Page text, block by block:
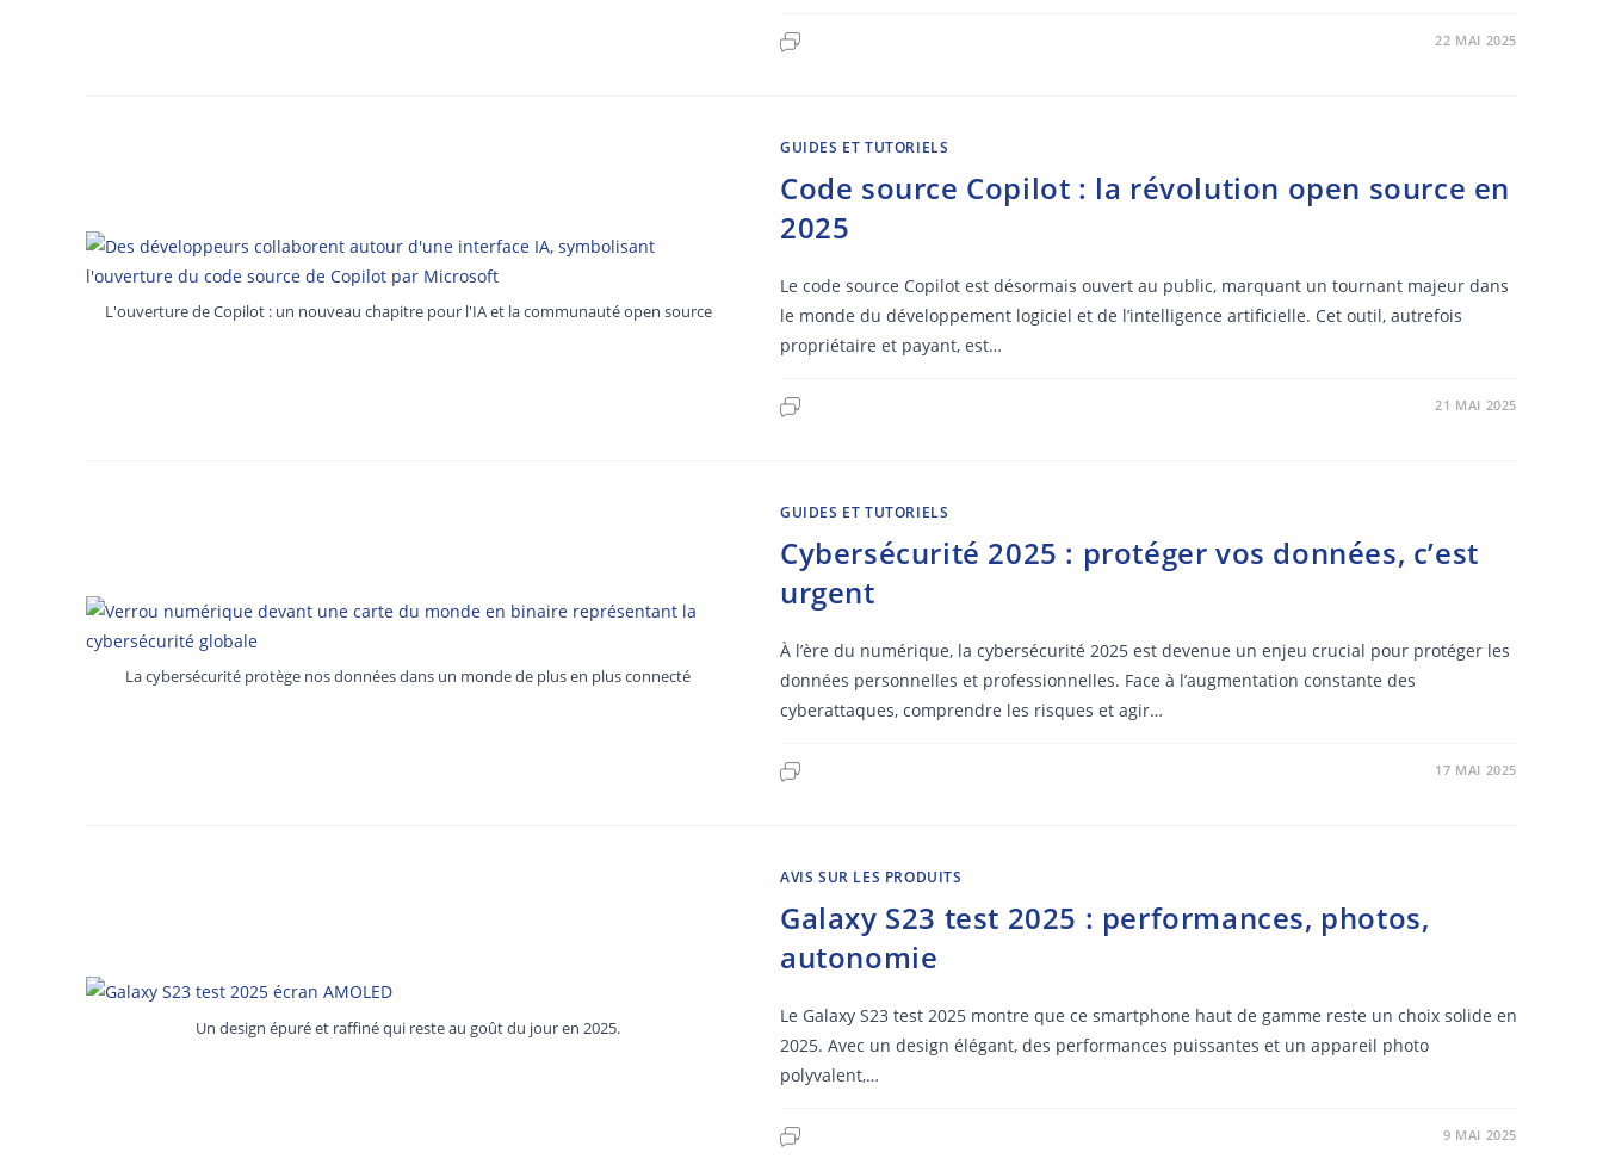
22 MAI 2025
L'ouverture de Copilot : un nouveau chapitre pour l'IA et la communauté open source
GUIDES ET TUTORIELS
Code source Copilot : la révolution open source en
2025
Le code source Copilot est désormais ouvert au public, marquant un tournant majeur dans
le monde du développement logiciel et de l’intelligence artificielle. Cet outil, autrefois
propriétaire et payant, est…
21 MAI 2025
La cybersécurité protège nos données dans un monde de plus en plus connecté
GUIDES ET TUTORIELS
Cybersécurité 2025 : protéger vos données, c’est
urgent
À l’ère du numérique, la cybersécurité 2025 est devenue un enjeu crucial pour protéger les
données personnelles et professionnelles. Face à l’augmentation constante des
cyberattaques, comprendre les risques et agir…
17 MAI 2025
Un design épuré et raffiné qui reste au goût du jour en 2025.
AVIS SUR LES PRODUITS
Galaxy S23 test 2025 : performances, photos,
autonomie
Le Galaxy S23 test 2025 montre que ce smartphone haut de gamme reste un choix solide en
2025. Avec un design élégant, des performances puissantes et un appareil photo
polyvalent,…
9 MAI 2025
Cybersécurité
Avis sur les produits
Retours et remboursements –